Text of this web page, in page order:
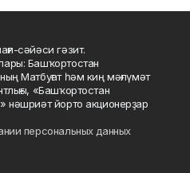
сәйәси гәзит.
Башҡортостан
Матбуғат һәм киң мәғлүмәт
«Башҡортостан
нәшриәт йорто акционерҙар
персональных данных